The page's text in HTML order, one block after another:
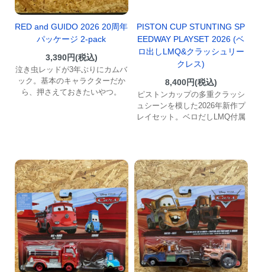
RED and GUIDO 2026 20周年
パッケージ 2-pack
3,390円(税込)
泣き虫レッドが3年ぶりにカムバ
ック。基本のキャラクターだか
ら、押さえておきたいやつ。
PISTON CUP STUNTING SP
EEDWAY PLAYSET 2026 (ベ
ロ出しLMQ&クラッシュリー
クレス)
8,400円(税込)
ピストンカップの多重クラッシ
ュシーンを模した2026年新作プ
レイセット。ベロだしLMQ付属